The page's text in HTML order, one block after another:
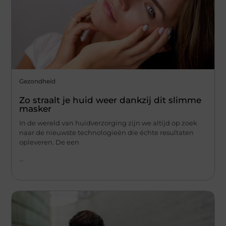
Gezondheid
Zo straalt je huid weer dankzij dit slimme
masker
In de wereld van huidverzorging zijn we altijd op zoek
naar de nieuwste technologieën die échte resultaten
opleveren. De een
...